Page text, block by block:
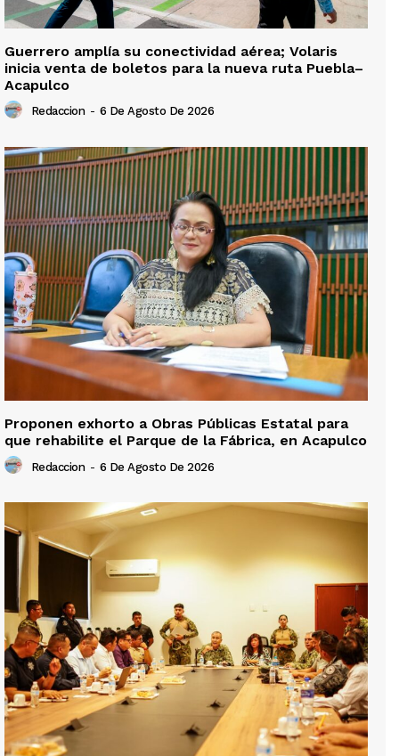
Guerrero amplía su conectividad aérea; Volaris
inicia venta de boletos para la nueva ruta Puebla–
Acapulco
Redaccion - 6 De Agosto De 2026
Proponen exhorto a Obras Públicas Estatal para
que rehabilite el Parque de la Fábrica, en Acapulco
Redaccion - 6 De Agosto De 2026